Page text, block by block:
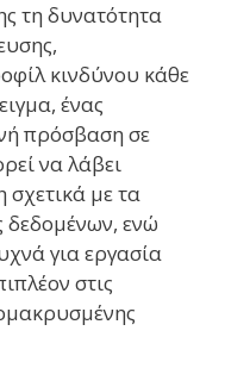
τη δυνατότητα
κινδύνου κάθε
ένας
πρόσβαση σε
να λάβει
σχετικά με τα
δεδομένων, ενώ
για εργασία
στις